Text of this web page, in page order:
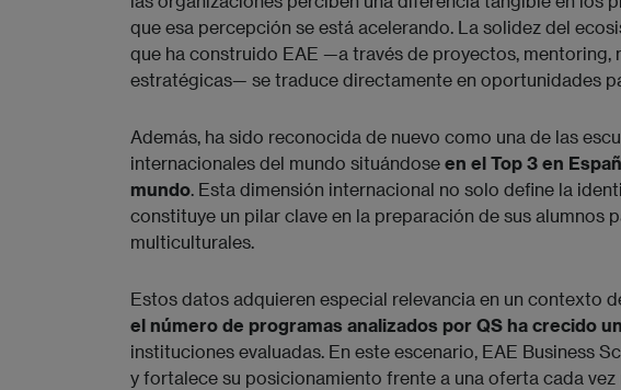
que esa percepción se está acelerando. La solidez del
que ha construido EAE —a través de proyectos,
estratégicas— se traduce directamente en oportunidades
Además, ha sido reconocida de nuevo como una de las
internacionales del mundo situándose en el Top 3 en
mundo. Esta dimensión internacional no solo define la
constituye un pilar clave en la preparación de sus alumnos
multiculturales.
Estos datos adquieren especial relevancia en un contexto
el número de programas analizados por QS ha crecido
instituciones evaluadas. En este escenario, EAE Business
y fortalece su posicionamiento frente a una oferta cada vez